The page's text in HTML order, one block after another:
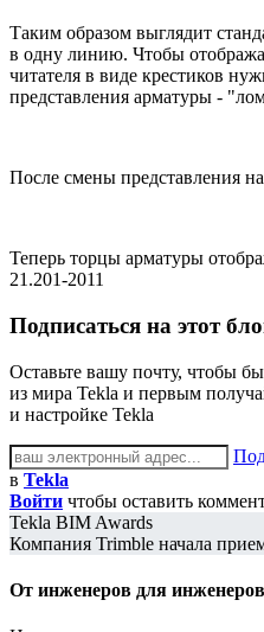
Таким образом выглядит
в одну линию. Чтобы
читателя в виде крестиков
представления арматуры -
После смены представления
Теперь торцы арматуры
21.201-2011
Подписаться на этот
Оставьте вашу почту, чтобы
из мира Tekla и первым
и настройке Tekla
в Tekla
Войти чтобы оставить
Tekla BIM Awards
Компания Trimble начала
От инженеров для инженеров